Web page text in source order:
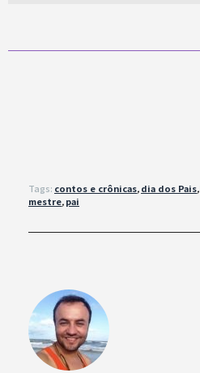
Tags: contos e crônicas,dia dos Pais,
mestre,pai